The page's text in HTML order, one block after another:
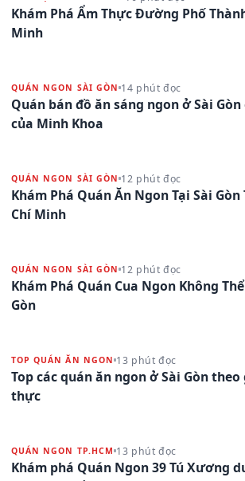
Khám Phá Ẩm Thực Đường Phố
Minh
QUÁN NGON SÀI GÒN 14 phút đọc
Quán bán đồ ăn sáng ngon ở Sài
của Minh Khoa
QUÁN NGON SÀI GÒN 12 phút đọc
Khám Phá Quán Ăn Ngon Tại Sài Gòn
Chí Minh
QUÁN NGON SÀI GÒN 12 phút đọc
Khám Phá Quán Cua Ngon Không
Gòn
TOP QUÁN ĂN NGON 13 phút đọc
Top các quán ăn ngon ở Sài Gòn
thực
QUÁN NGON TP.HCM 13 phút đọc
Khám phá Quán Ngon 39 Tú Xương